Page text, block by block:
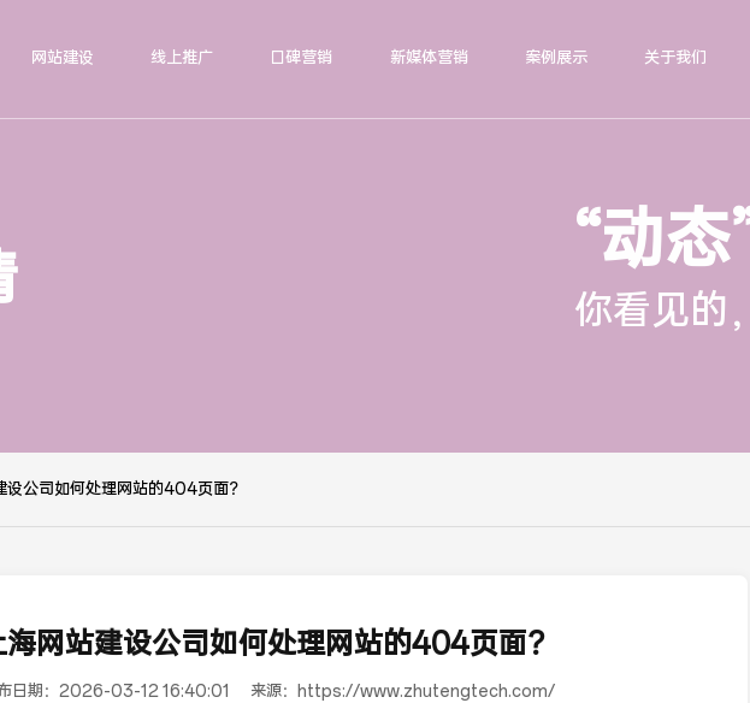
网站建设 线上推广 口碑营销 新媒体营销 案例展示 关于我们
“动态
你看见的
设公司如何处理网站的404页面？
海网站建设公司如何处理网站的404页面？
日期： 2026-03-12 16:40:01 来源： https://www.zhutengtech.com/